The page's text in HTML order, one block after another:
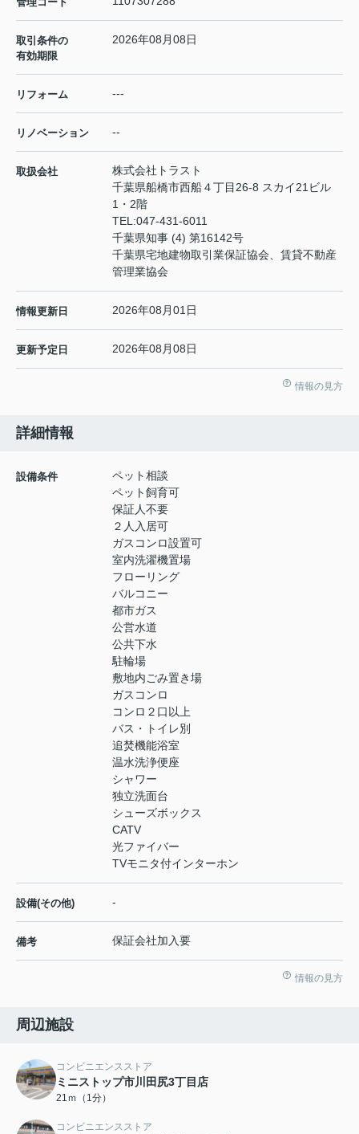
取引条件の
有効期限
2026年08月08日
リフォーム ---
リノベーション --
取扱会社
株式会社トラスト
千葉県船橋市西船４丁目26-8 スカイ21ビル
1・2階
TEL:047-431-6011
千葉県知事 (4) 第16142号
千葉県宅地建物取引業保証協会、賃貸不動産
管理業協会
情報更新日 2026年08月01日
更新予定日 2026年08月08日
情報の見方
詳細情報
設備条件
ペット相談
ペット飼育可
保証人不要
２人入居可
ガスコンロ設置可
室内洗濯機置場
フローリング
バルコニー
都市ガス
公営水道
公共下水
駐輪場
敷地内ごみ置き場
ガスコンロ
コンロ２口以上
バス・トイレ別
追焚機能浴室
温水洗浄便座
シャワー
独立洗面台
シューズボックス
CATV
光ファイバー
TVモニタ付インターホン
設備(その他) -
備考 保証会社加入要
情報の見方
周辺施設
コンビニエンスストア
ミニストップ市川田尻3丁目店
21ｍ（1分）
コンビニエンスストア